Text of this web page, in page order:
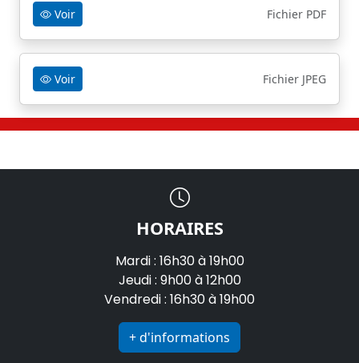
Voir Fichier PDF
Voir Fichier JPEG
HORAIRES
Mardi : 16h30 à 19h00
Jeudi : 9h00 à 12h00
Vendredi : 16h30 à 19h00
+ d'informations